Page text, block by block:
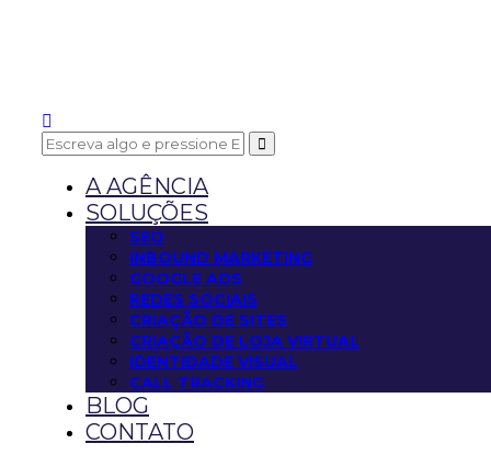
A AGÊNCIA
SOLUÇÕES
SEO
INBOUND MARKETING
GOOGLE ADS
REDES SOCIAIS
CRIAÇÃO DE SITES
CRIAÇÃO DE LOJA VIRTUAL
IDENTIDADE VISUAL
CALL TRACKING
BLOG
CONTATO